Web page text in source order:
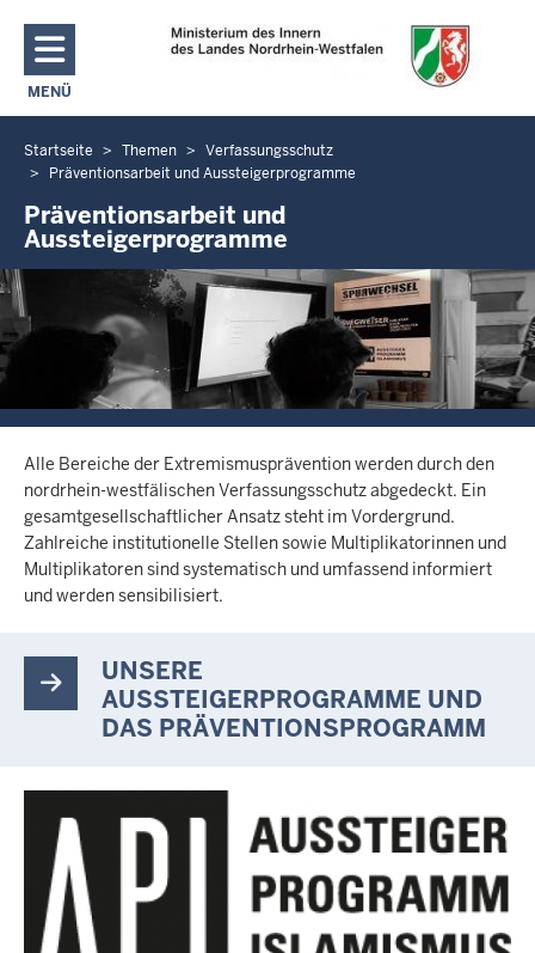
Direkt zum Inhalt
MENÜ
NAVIGATION AKTIVIEREN/DEAKTIVIEREN: MAIN MENU
Sie
befinden
sich
hier
Startseite Themen
Verfassungsschutz
Präventionsarbeit und Aussteigerprogramme
Präventionsarbeit und
Aussteigerprogramme
Alle Bereiche der Extremismusprävention werden durch den
nordrhein-westfälischen Verfassungsschutz abgedeckt. Ein
gesamtgesellschaftlicher Ansatz steht im Vordergrund.
Zahlreiche institutionelle Stellen sowie Multiplikatorinnen und
Multiplikatoren sind systematisch und umfassend informiert
und werden sensibilisiert.
UNSERE
AUSSTEIGERPROGRAMME UND
DAS PRÄVENTIONSPROGRAMM